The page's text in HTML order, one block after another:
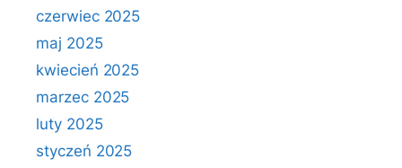
czerwiec 2025
maj 2025
kwiecień 2025
marzec 2025
luty 2025
styczeń 2025